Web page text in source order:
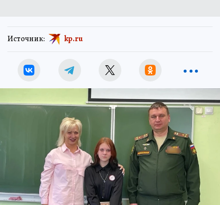
Источник: kp.ru